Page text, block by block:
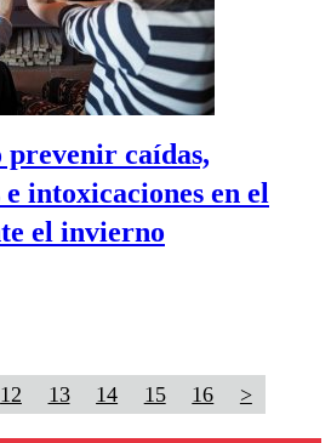
prevenir caídas,
intoxicaciones en el
el invierno
12 13 14 15 16 >